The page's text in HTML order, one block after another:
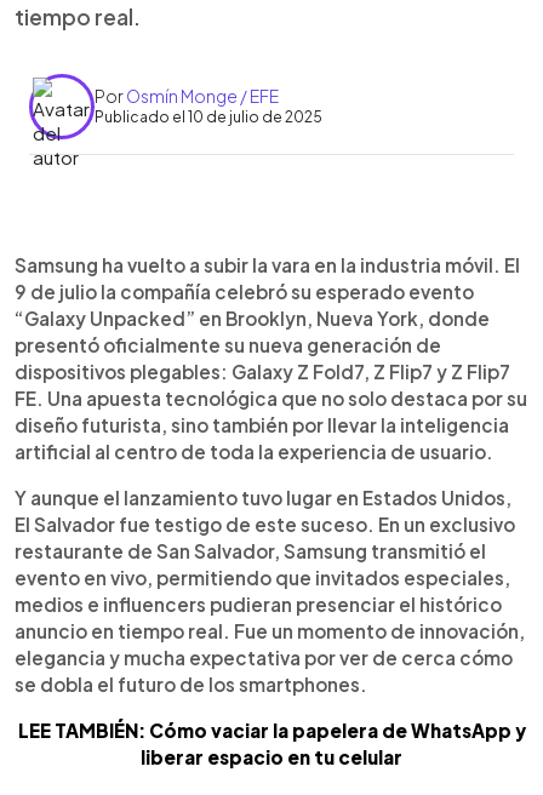
tiempo real.
PorOsmín Monge / EFE
Publicado el 10 de julio de 2025
Escuchar artículo
Samsung ha vuelto a subir la vara en la industria móvil. El
9 de julio la compañía celebró su esperado evento
“Galaxy Unpacked” en Brooklyn, Nueva York, donde
presentó oficialmente su nueva generación de
dispositivos plegables: Galaxy Z Fold7, Z Flip7 y Z Flip7
FE. Una apuesta tecnológica que no solo destaca por su
diseño futurista, sino también por llevar la inteligencia
artificial al centro de toda la experiencia de usuario.
Y aunque el lanzamiento tuvo lugar en Estados Unidos,
El Salvador fue testigo de este suceso. En un exclusivo
restaurante de San Salvador, Samsung transmitió el
evento en vivo, permitiendo que invitados especiales,
medios e influencers pudieran presenciar el histórico
anuncio en tiempo real. Fue un momento de innovación,
elegancia y mucha expectativa por ver de cerca cómo
se dobla el futuro de los smartphones.
LEE TAMBIÉN: Cómo vaciar la papelera de WhatsApp y
liberar espacio en tu celular